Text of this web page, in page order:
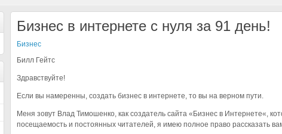
Бизнес в интернете с нуля за 91 день!
Бизнес
Билл Гейтс
Здравствуйте!
Если вы намеренны, создать бизнес в интернете, то вы на верном пути.
Меня зовут Влад Тимошенко, как создатель сайта «Бизнес в Интернете«,
посещаемость и постоянных читателей, я имею полное право рассказать